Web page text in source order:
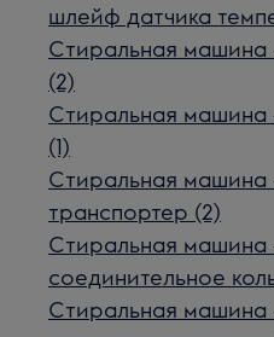
шлейф датчика
Стиральная машина
(2)
Стиральная машина
(1)
Стиральная машина
транспортер (2)
Стиральная машина
соединительное
Стиральная машина